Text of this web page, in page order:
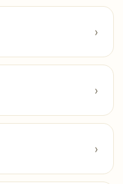
›
›
›